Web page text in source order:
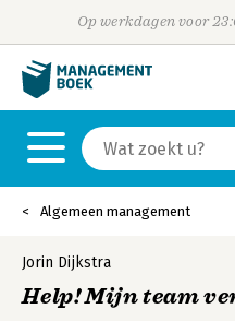
Op werkdagen voor
Algemeen management
Jorin Dijkstra
Help! Mijn team